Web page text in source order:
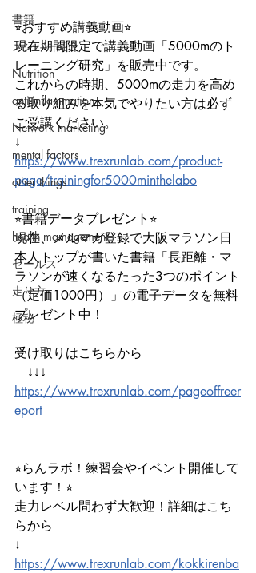
書籍
メンバー紹介
Nutrition
anti-inflammation
Network marketing
mental factors
other things
training
health mamagement
セールス
走り方
極秘
⭐︎おすすめ講義動画⭐︎
現在期間限定で講義動画「5000mのト
レーニング研究」を販売中です。
これからの時期、5000mの走力を高め
る取り組みを本気でやりたい方は必ず
ご受講ください。
↓
https://www.trexrunlab.com/product-
page/trainingfor5000minthelabo
⭐︎書籍データプレゼント⭐︎
現在、メルマガ登録で大阪マラソン日
本人トップが書いた書籍「長距離・マ
ラソンが速くなるたった3つのポイント
（定価1000円）」の電子データを無料
プレゼント中！
受け取りはこちらから
↓↓↓
https://www.trexrunlab.com/pageoffreer
eport
⭐︎らんラボ！練習会やイベント開催して
います！⭐︎
走力レベル問わず大歓迎！詳細はこち
らから
↓
https://www.trexrunlab.com/kokkirenba